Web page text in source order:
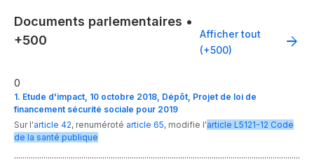
Documents parlementaires •
+500
Afficher tout
(+500)
0
1. Etude d'impact, 10 octobre 2018, Dépôt, Projet de loi de
financement sécurité sociale pour 2019
Sur l'article 42, renuméroté article 65, modifie l'article L5121-12 Code
de la santé publique
........................................................................................................................................